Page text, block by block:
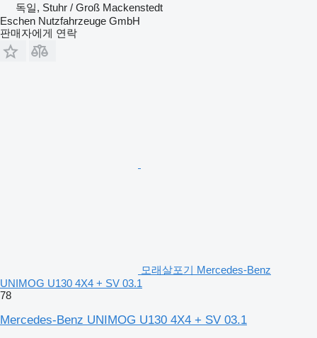
독일, Stuhr / Groß Mackenstedt
Eschen Nutzfahrzeuge GmbH
판매자에게 연락
모래살포기 Mercedes-Benz
UNIMOG U130 4X4 + SV 03.1
78
Mercedes-Benz UNIMOG U130 4X4 + SV 03.1